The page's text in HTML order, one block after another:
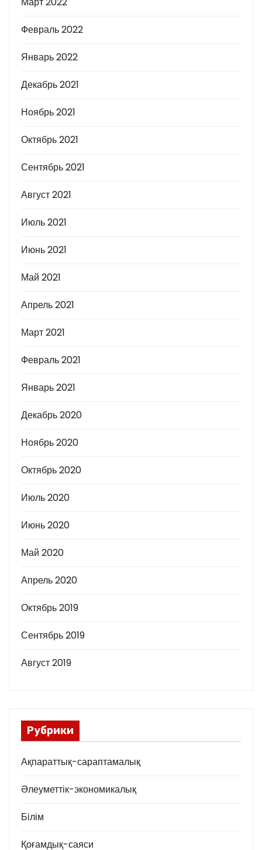
Февраль 2022
Январь 2022
Декабрь 2021
Ноябрь 2021
Октябрь 2021
Сентябрь 2021
Август 2021
Июль 2021
Июнь 2021
Май 2021
Апрель 2021
Март 2021
Февраль 2021
Январь 2021
Декабрь 2020
Ноябрь 2020
Октябрь 2020
Июль 2020
Июнь 2020
Май 2020
Апрель 2020
Октябрь 2019
Сентябрь 2019
Август 2019
Рубрики
Ақпараттық-сараптамалық
Әлеуметтік-экономикалық
Білім
Қоғамдық-саяси